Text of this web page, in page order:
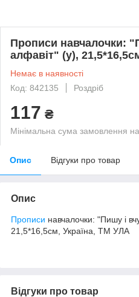
Прописи навчалочки:
алфавіт" (у),
Немає в наявності
Код: 842135
Роздріб
117 ₴
Мінімальна сума замовлення
Опис Відгуки про товар
Опис
Прописи навчалочки: "Пишу і
21,5*16,5см, Україна, ТМ УЛА
Відгуки про товар